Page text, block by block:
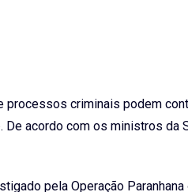
criminais podem
acordo com os ministros da
pela Operação